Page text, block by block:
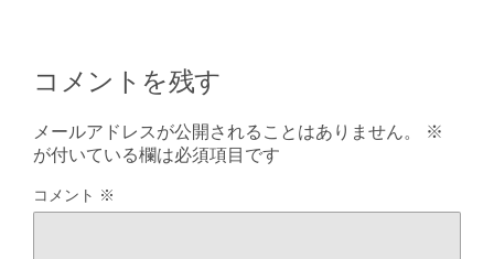
コメントを残す
メールアドレスが公開されることはありません。
※
が付いている欄は必須項目です
コメント ※